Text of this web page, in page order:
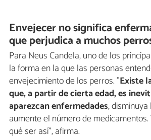
Envejecer no significa
que perjudica a muchos
Para Neus Candela, uno de los
la forma en la que las personas
envejecimiento de los perros. "Existe
que, a partir de cierta edad, es
aparezcan enfermedades,
aumente el número de
qué ser así", afirma.